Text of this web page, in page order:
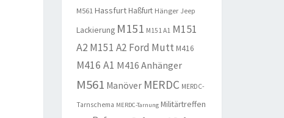
M561 Hassfurt Haßfurt Hänger Jeep
Lackierung M151 M151 A1 M151
A2 M151 A2 Ford Mutt M416
M416 A1 M416 Anhänger
M561 Manöver MERDC MERDC-
Tarnschema MERDC-Tarnung Militärtreffen